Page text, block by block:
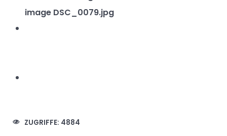
ZUGRIFFE: 4884